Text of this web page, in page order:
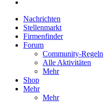
Nachrichten
Stellenmarkt
Firmenfinder
Forum
Community-Regeln
Alle Aktivitäten
Mehr
Shop
Mehr
Mehr